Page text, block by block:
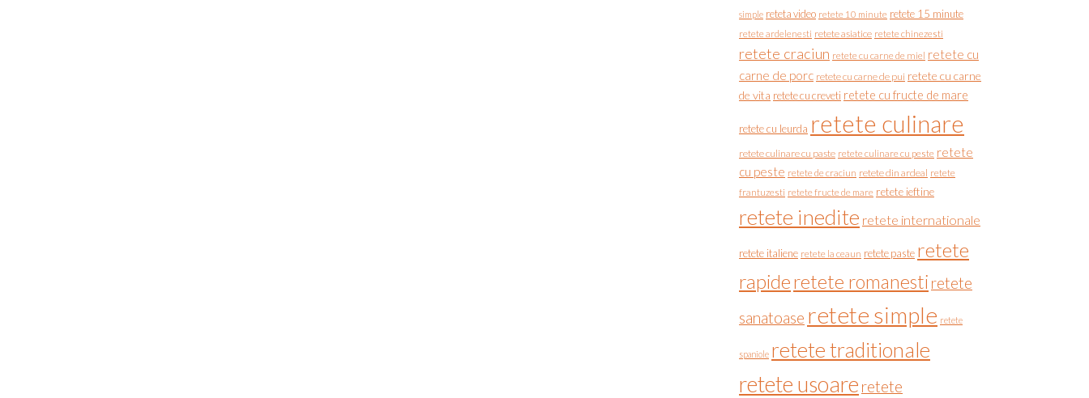
simple reteta video retete 10 minute retete 15 minute
retete ardelenesti retete asiatice retete chinezesti
retete craciun retete cu carne de miel retete cu
carne de porc retete cu carne de pui retete cu carne
de vita retete cu creveti retete cu fructe de mare
retete cu leurda retete culinare
retete culinare cu paste retete culinare cu peste retete
cu peste retete de craciun retete din ardeal retete
frantuzesti retete fructe de mare retete ieftine
retete inedite retete internationale
retete italiene retete la ceaun retete paste retete
rapideretete romanesti retete
sanatoase retete simple retete
spaniole retete traditionale
retete usoare retete